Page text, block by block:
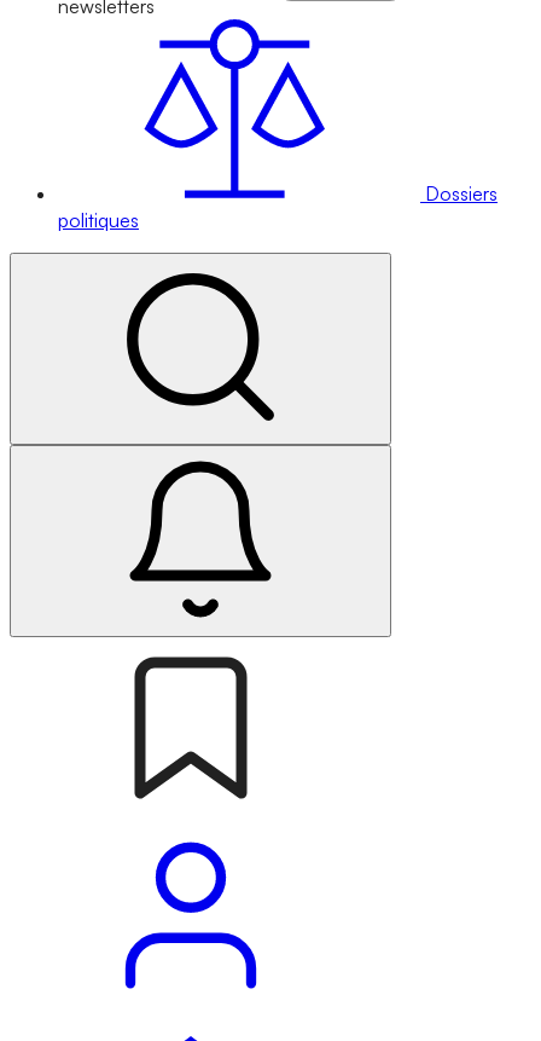
newsletters
Dossiers
politiques